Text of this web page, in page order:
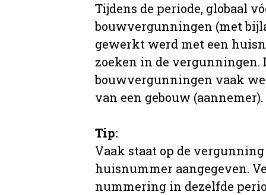
Tijdens de periode, globaal
bouwvergunningen (met
gewerkt werd met een
zoeken in de vergunningen.
bouwvergunningen vaak
van een gebouw (aannemer).
Tip:
Vaak staat op de
huisnummer aangegeven.
nummering in dezelfde